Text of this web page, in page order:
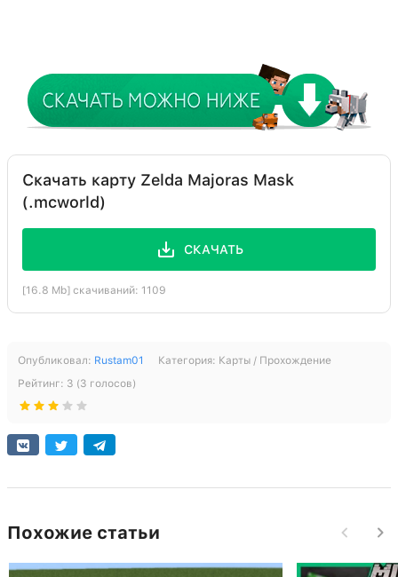
Скачать карту Zelda Majoras Mask
(.mcworld)
СКАЧАТЬ
[16.8 Mb] скачиваний: 1109
Опубликовал: Rustam01 Категория: Карты / Прохождение
Рейтинг: 3 (3 голосов)
Похожие статьи